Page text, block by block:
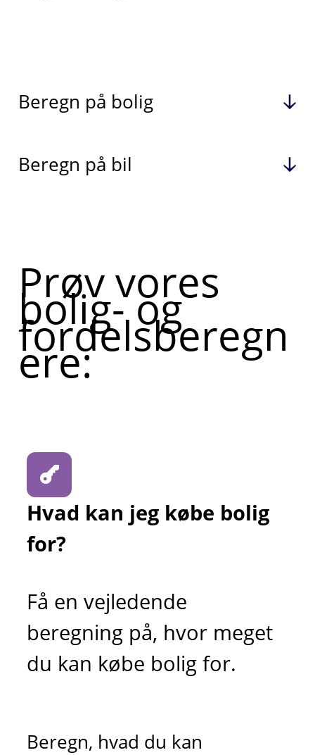
Beregn på bolig
Beregn på bil
Prøv vores
bolig- og
fordelsberegn
ere:
Hvad kan jeg købe bolig
for?
Få en vejledende
beregning på, hvor meget
du kan købe bolig for.
Beregn, hvad du kan